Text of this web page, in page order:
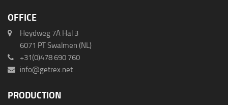
OFFICE
Heydweg 7A Hal 3
6071 PT Swalmen (NL)
+31(0)478 690 760
info@getrex.net
PRODUCTION